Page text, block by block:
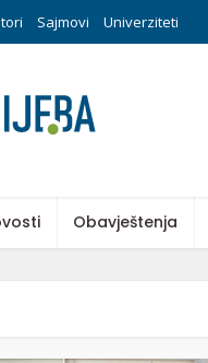
Sajmovi Univerziteti
Obavještenja